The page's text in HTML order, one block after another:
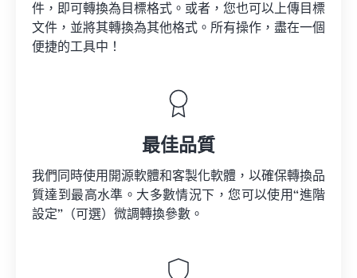
件，即可轉換為目標格式。或者，您也可以上傳目標
文件，並將其轉換為其他格式。所有操作，盡在一個
便捷的工具中！
最佳品質
我們同時使用開源軟體和客製化軟體，以確保轉換品
質達到最高水準。大多數情況下，您可以使用“進階
設定”（可選）微調轉換參數。